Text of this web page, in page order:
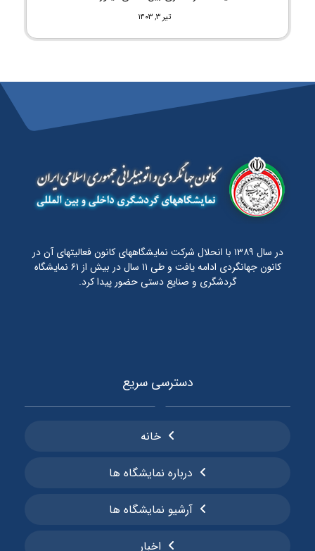
تیر ۳, ۱۴۰۳
در سال ۱۳۸۹ با انحلال شرکت نمایشگاههای کانون فعالیتهای آن در
کانون جهانگردی ادامه یافت و طی ۱۱ سال در بیش از ۶۱ نمایشگاه
گردشگری و صنایع دستی حضور پیدا کرد.
دسترسی سریع
خانه
درباره نمایشگاه ها
آرشیو نمایشگاه ها
اخبار